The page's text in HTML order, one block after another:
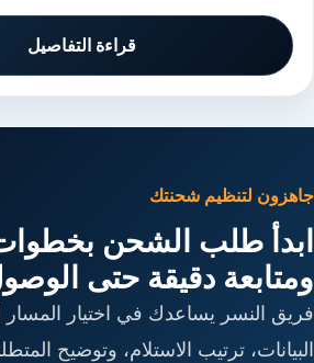
قراءة التفاصيل
جاهزون لتنظيم شحنتك
ابدأ طلب الشحن
ومتابعة دقيقة حتى
فريق النسر يساعدك في اختيار المسار
البيانات، ترتيب الاستلام، وتوضيح